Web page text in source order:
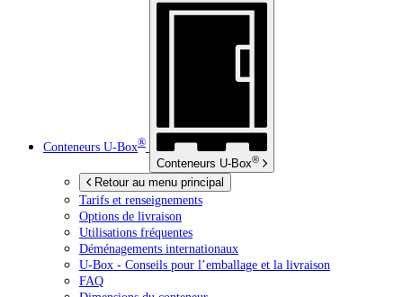
Conteneurs U-Box®
Conteneurs U-Box®
Retour au menu principal
Tarifs et renseignements
Options de livraison
Utilisations fréquentes
Déménagements internationaux
U-Box - Conseils pour l’emballage et la livraison
FAQ